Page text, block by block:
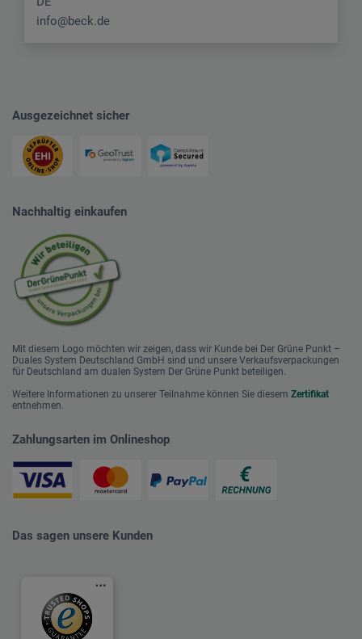
info@beck.de
Ausgezeichnet sicher
Nachhaltig einkaufen
Mit diesem Logo möchten wir zeigen, dass wir Kunde bei Der Grüne Punkt –
Duales System Deutschland GmbH sind und unsere Verkaufsverpackungen
für Deutschland am dualen System Der Grüne Punkt beteiligen.
Weitere Informationen zu unserer Teilnahme können Sie diesem Zertifikat
entnehmen.
Zahlungsarten im Onlineshop
Das sagen unsere Kunden